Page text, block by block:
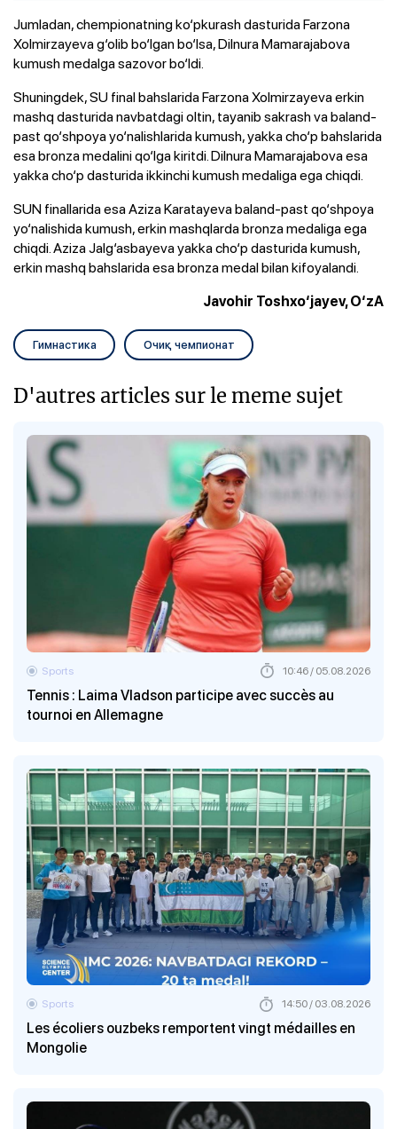
Jumladan, chempionatning ko‘pkurash dasturida Farzona
Xolmirzayeva g‘olib bo‘lgan bo‘lsa, Dilnura Mamarajabova
kumush medalga sazovor bo‘ldi.
Shuningdek, SU final bahslarida Farzona Xolmirzayeva erkin
mashq dasturida navbatdagi oltin, tayanib sakrash va baland-
past qo‘shpoya yo‘nalishlarida kumush, yakka cho‘p bahslarida
esa bronza medalini qo‘lga kiritdi. Dilnura Mamarajabova esa
yakka cho‘p dasturida ikkinchi kumush medaliga ega chiqdi.
SUN finallarida esa Aziza Karatayeva baland-past qo‘shpoya
yo‘nalishida kumush, erkin mashqlarda bronza medaliga ega
chiqdi. Aziza Jalg‘asbayeva yakka cho‘p dasturida kumush,
erkin mashq bahslarida esa bronza medal bilan kifoyalandi.
Javohir Toshxo‘jayev, O‘zA
Гимнастика Очиқ чемпионат
D'autres articles sur le meme sujet
Tennis : Laima Vladson participe avec succès au
tournoi en Allemagne
Sports 10:46 / 05.08.2026
Les écoliers ouzbeks remportent vingt médailles en
Mongolie
Sports 14:50 / 03.08.2026